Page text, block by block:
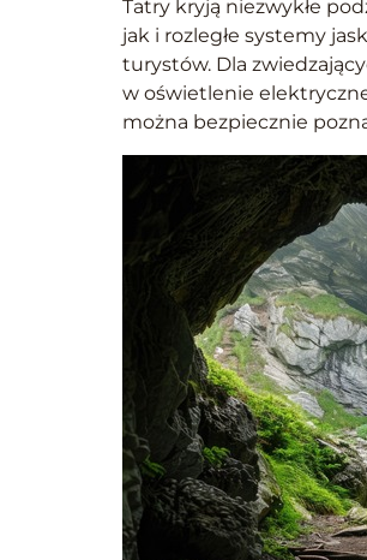
Tatry kryją niezwykłe
jak i rozległe systemy
turystów. Dla
w oświetlenie
można bezpiecznie